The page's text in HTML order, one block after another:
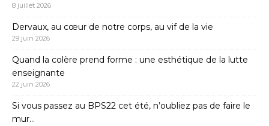
8 juillet 2026
Dervaux, au cœur de notre corps, au vif de la vie
29 juin 2026
Quand la colère prend forme : une esthétique de la lutte
enseignante
22 juin 2026
Si vous passez au BPS22 cet été, n’oubliez pas de faire le
mur…